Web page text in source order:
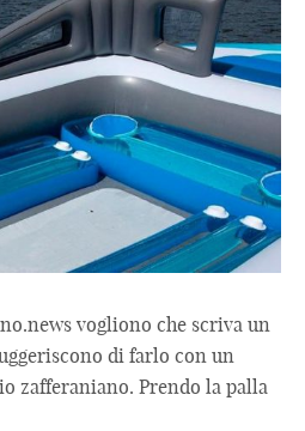
vogliono che scriva un
di farlo con un
zafferaniano. Prendo la palla